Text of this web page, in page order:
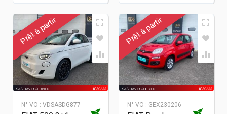
Prêt à partir
N° VO : VDSASDG877
Prêt à partir
N° VO : GEX230206